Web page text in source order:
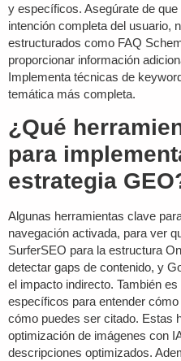
y específicos. Asegúrate de
intención completa del usuario,
estructurados como FAQ
proporcionar información
Implementa técnicas de
temática más completa.
¿Qué
para
estrategia
Algunas herramientas clave
navegación activada, para ver
SurferSEO para la estructura
detectar gaps de contenido, y
el impacto indirecto. También
específicos para entender
cómo puedes ser citado. Estas
optimización de imágenes con
descripciones optimizados.